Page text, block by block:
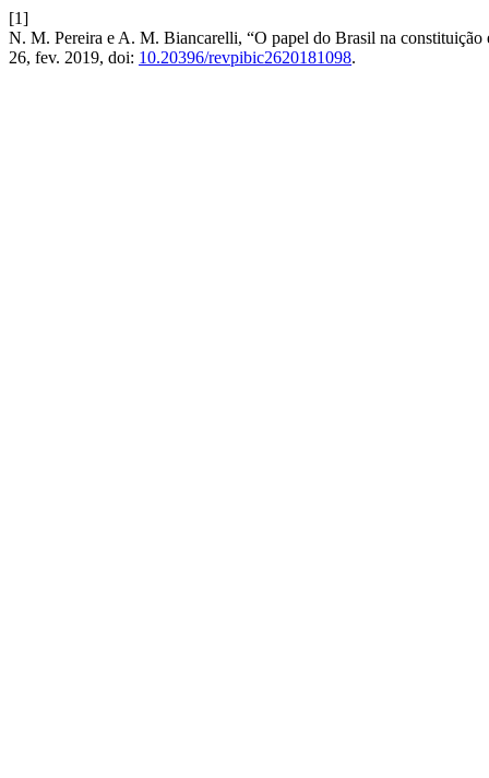
[1]
N. M. Pereira e A. M. Biancarelli, “O papel do Brasil na
26, fev. 2019, doi: 10.20396/revpibic2620181098.